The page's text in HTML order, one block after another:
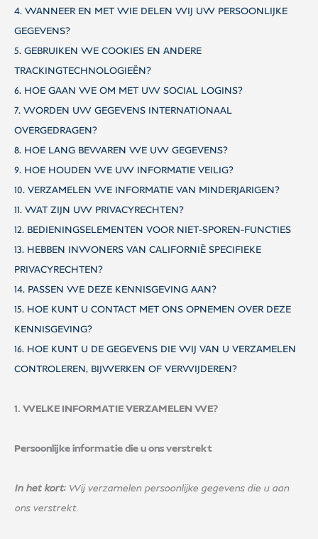
4. WANNEER EN MET WIE DELEN WIJ UW PERSOONLIJKE
GEGEVENS?
5. GEBRUIKEN WE COOKIES EN ANDERE
TRACKINGTECHNOLOGIEËN?
6. HOE GAAN WE OM MET UW SOCIAL LOGINS?
7. WORDEN UW GEGEVENS INTERNATIONAAL
OVERGEDRAGEN?
8. HOE LANG BEWAREN WE UW GEGEVENS?
9. HOE HOUDEN WE UW INFORMATIE VEILIG?
10. VERZAMELEN WE INFORMATIE VAN MINDERJARIGEN?
11. WAT ZIJN UW PRIVACYRECHTEN?
12. BEDIENINGSELEMENTEN VOOR NIET-SPOREN-FUNCTIES
13. HEBBEN INWONERS VAN CALIFORNIË SPECIFIEKE
PRIVACYRECHTEN?
14. PASSEN WE DEZE KENNISGEVING AAN?
15. HOE KUNT U CONTACT MET ONS OPNEMEN OVER DEZE
KENNISGEVING?
16. HOE KUNT U DE GEGEVENS DIE WIJ VAN U VERZAMELEN
CONTROLEREN, BIJWERKEN OF VERWIJDEREN?
1. WELKE INFORMATIE VERZAMELEN WE?
Persoonlijke informatie die u ons verstrekt
In het kort: Wij verzamelen persoonlijke gegevens die u aan
ons verstrekt.